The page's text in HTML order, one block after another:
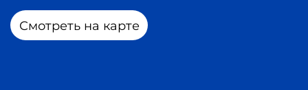
Смотреть на карте